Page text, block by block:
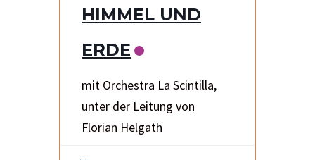
HIMMEL UND
ERDE
mit Orchestra La Scintilla,
unter der Leitung von
Florian Helgath